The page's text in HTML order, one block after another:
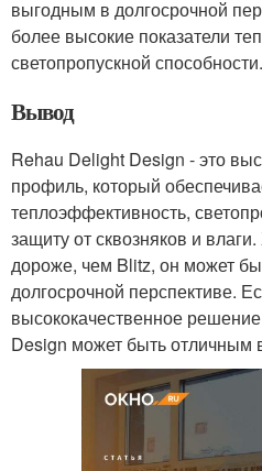
выгодным в долгосрочной
более высокие показатели
светопропускной способности.
Вывод
Rehau Delight Design - это
профиль, который
теплоэффективность,
защиту от сквозняков и
дороже, чем Blitz, он может
долгосрочной перспективе.
высококачественное
Design может быть отличным